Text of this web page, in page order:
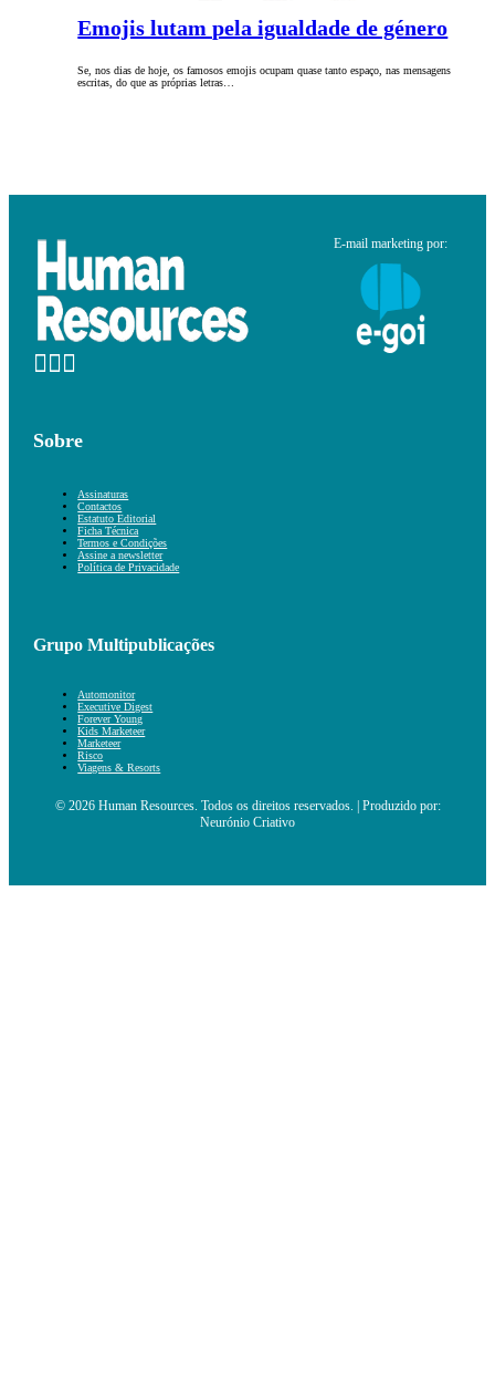
Emojis lutam pela igualdade de género
Se, nos dias de hoje, os famosos emojis ocupam quase tanto espaço, nas mensagens
escritas, do que as próprias letras…
E-mail marketing por:
Sobre
Assinaturas
Contactos
Estatuto Editorial
Ficha Técnica
Termos e Condições
Assine a newsletter
Política de Privacidade
Grupo Multipublicações
Automonitor
Executive Digest
Forever Young
Kids Marketeer
Marketeer
Risco
Viagens & Resorts
© 2026 Human Resources. Todos os direitos reservados. | Produzido por:
Neurónio Criativo